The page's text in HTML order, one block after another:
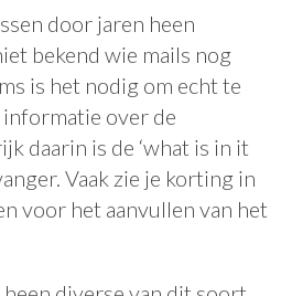
door jaren heen
bekend wie mails nog
is het nodig om echt te
over de
daarin is de ‘what is in it
Vaak zie je korting in
voor het aanvullen van het